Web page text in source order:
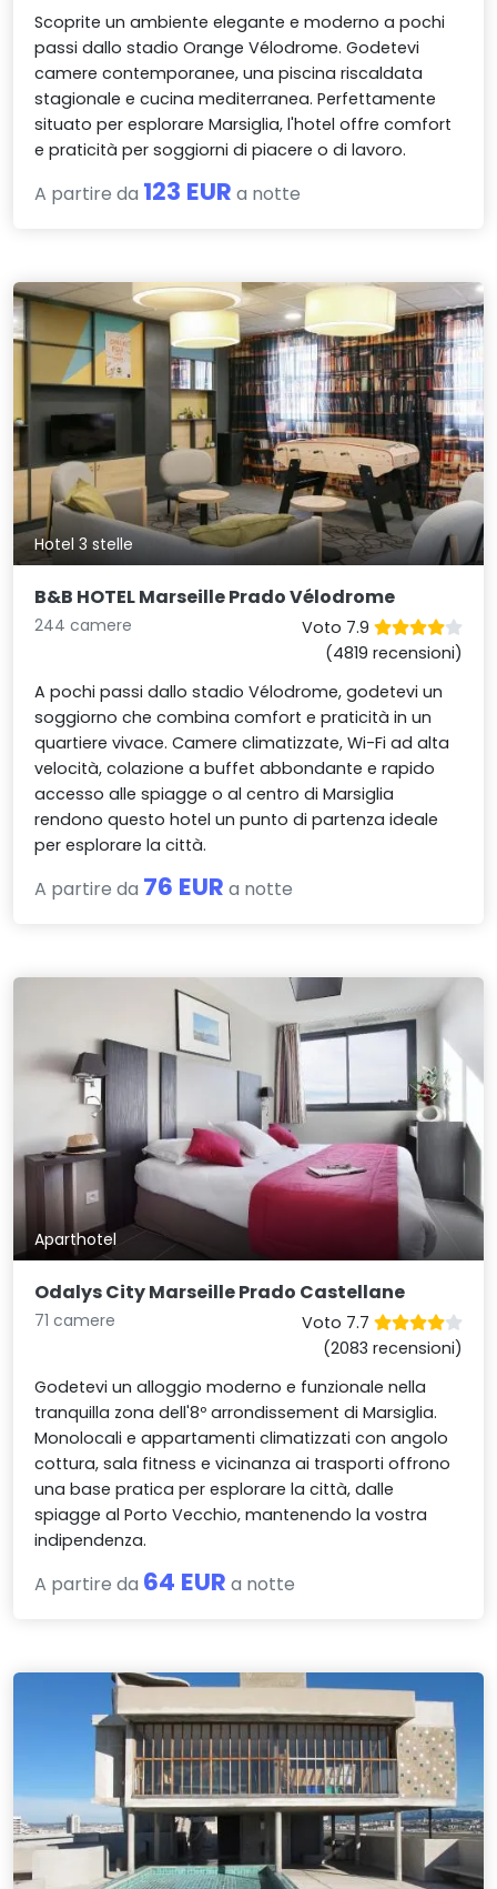
Scoprite un ambiente elegante e moderno a pochi
passi dallo stadio Orange Vélodrome. Godetevi
camere contemporanee, una piscina riscaldata
stagionale e cucina mediterranea. Perfettamente
situato per esplorare Marsiglia, l'hotel offre comfort
e praticità per soggiorni di piacere o di lavoro.
A partire da 123 EUR a notte
Hotel 3 stelle
B&B HOTEL Marseille Prado Vélodrome
244 camere
Voto 7.9
(4819 recensioni)
A pochi passi dallo stadio Vélodrome, godetevi un
soggiorno che combina comfort e praticità in un
quartiere vivace. Camere climatizzate, Wi-Fi ad alta
velocità, colazione a buffet abbondante e rapido
accesso alle spiagge o al centro di Marsiglia
rendono questo hotel un punto di partenza ideale
per esplorare la città.
A partire da 76 EUR a notte
Aparthotel
Odalys City Marseille Prado Castellane
71 camere
Voto 7.7
(2083 recensioni)
Godetevi un alloggio moderno e funzionale nella
tranquilla zona dell'8º arrondissement di Marsiglia.
Monolocali e appartamenti climatizzati con angolo
cottura, sala fitness e vicinanza ai trasporti offrono
una base pratica per esplorare la città, dalle
spiagge al Porto Vecchio, mantenendo la vostra
indipendenza.
A partire da 64 EUR a notte